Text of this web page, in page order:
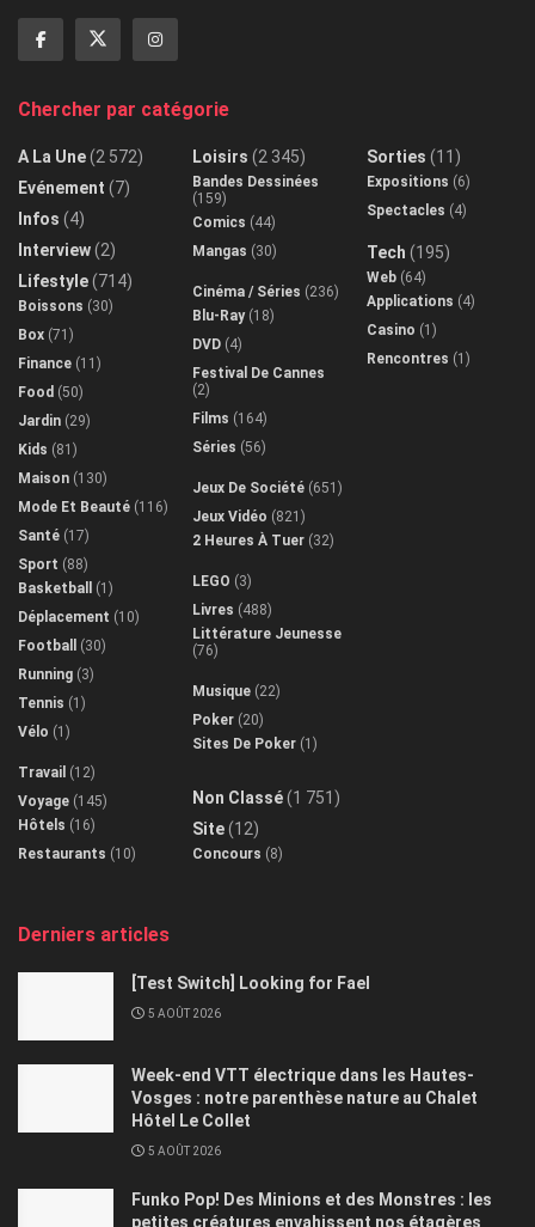
Chercher par catégorie
A La Une(2 572)
Evénement (7)
Infos (4)
Interview(2)
Lifestyle(714)
Boissons (30)
Box (71)
Finance (11)
Food (50)
Jardin (29)
Kids (81)
Maison (130)
Mode Et Beauté (116)
Santé (17)
Sport (88)
Basketball
(1)
Déplacement (10)
Football
(30)
Running (3)
Tennis (1)
Vélo (1)
Travail (12)
Voyage (145)
Hôtels (16)
Restaurants (10)
Loisirs (2 345)
Bandes Dessinées
(159)
Comics (44)
Mangas (30)
Cinéma / Séries (236)
Blu-Ray(18)
DVD (4)
Festival De Cannes
(2)
Films (164)
Séries (56)
Jeux De Société (651)
Jeux Vidéo (821)
2 Heures À Tuer (32)
LEGO (3)
Livres (488)
Littérature Jeunesse
(76)
Musique (22)
Poker (20)
Sites De Poker (1)
Non Classé(1 751)
Site(12)
Concours (8)
Sorties (11)
Expositions (6)
Spectacles (4)
Tech (195)
Web (64)
Applications (4)
Casino (1)
Rencontres (1)
Derniers articles
[Test Switch] Looking for Fael
5 AOÛT 2026
Week-end VTT électrique dans les Hautes-
Vosges : notre parenthèse nature au Chalet
Hôtel Le Collet
5 AOÛT 2026
Funko Pop! Des Minions et des Monstres : les
petites créatures envahissent nos étagères